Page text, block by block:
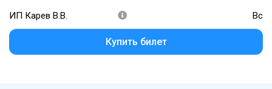
ИП Карев В.В. Вс
Купить билет